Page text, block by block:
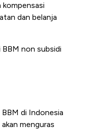
kompensasi
dan belanja
non subsidi
di Indonesia
menguras